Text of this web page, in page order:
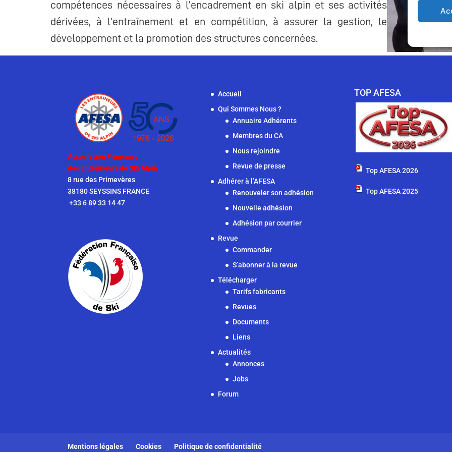
Association Française
des Entraîneurs de Ski Alpin
8 rue des Primevères
38180 SEYSSINS FRANCE
+33 6 89 33 14 47
Accueil
Qui Sommes Nous ?
Annuaire Adhérents
Membres du CA
Nous rejoindre
Revue de presse
Adhérer à l’AFESA
Renouveler son adhésion
Nouvelle adhésion
Adhésion par courrier
Revue
Commander
S’abonner à la revue
Télécharger
Tarifs fabricants
Revues
Documents
Liens
Actualités
Annonces
Jobs
Forum
TOP AFESA
Top AFESA 2026
Top AFESA 2025
Mentions légales Cookies Politique de confidentialité